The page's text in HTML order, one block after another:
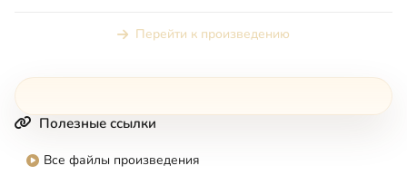
Перейти к произведению
Полезные ссылки
Все файлы произведения